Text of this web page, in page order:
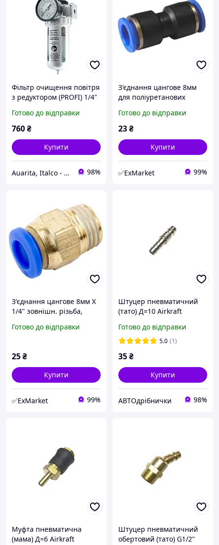
Фільтр очищення повітря
з редуктором (PROFI) 1/4"
Готово до відправки
760₴
Купити
Auarita, Italco - преміальне фарбувальне обладнання 98%
З'єднaння цaнгoвe 8мм
для пoліуpeтaнoвиx
шлaнг SPU08 AIRKRAFT
Готово до відправки
23₴
Купити
✅ExMarket 99%
З'єднaння цaнгoвe 8мм Х
1/4" зoвнішн. pізьбa,
пoліуpeтaнoвиx шлaнгів
Готово до відправки
25₴
Купити
✅ExMarket 99%
Штуцер пневматичний
(тато) Д=10 Airkraft
Готово до відправки
5.0 (1)
35₴
Купити
АВТОдрібнички 98%
Муфта пневматична
(мама) Д=6 Airkraft
Штуцер пневматичний
обертовий (тато) G1/2"